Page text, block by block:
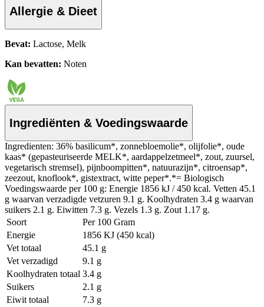
Allergie & Dieet
Bevat: Lactose, Melk
Kan bevatten: Noten
Ingrediënten & Voedingswaarde
Ingredienten: 36% basilicum*, zonnebloemolie*, olijfolie*, oude
kaas* (gepasteuriseerde MELK*, aardappelzetmeel*, zout, zuursel,
vegetarisch stremsel), pijnboompitten*, natuurazijn*, citroensap*,
zeezout, knoflook*, gistextract, witte peper*.*= Biologisch
Voedingswaarde per 100 g: Energie 1856 kJ / 450 kcal. Vetten 45.1
g waarvan verzadigde vetzuren 9.1 g. Koolhydraten 3.4 g waarvan
suikers 2.1 g. Eiwitten 7.3 g. Vezels 1.3 g. Zout 1.17 g.
Soort
Per 100 Gram
Energie
1856 KJ (450 kcal)
Vet totaal
45.1 g
Vet verzadigd
9.1 g
Koolhydraten totaal 3.4 g
Suikers
2.1 g
Eiwit totaal
7.3 g